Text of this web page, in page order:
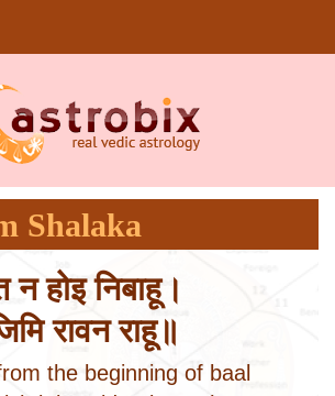
Shalaka
होइ निबाहू।
रावन राहू॥
the beginning of baal